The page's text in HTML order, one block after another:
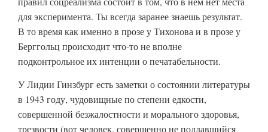
для эксперимента. Ты всегда заранее знаешь результат.
В то время как именно в прозе у Тихонова и в прозе у
Берггольц происходит что-то не вполне
подконтрольное их интенции о печатабельности.
У Лидии Гинзбург есть заметки о состоянии литературы
в 1943 году, чудовищные по степени едкости,
совершенной безжалостности и морального здоровья,
трезвости (вот человек, совершенно не поддавшийся